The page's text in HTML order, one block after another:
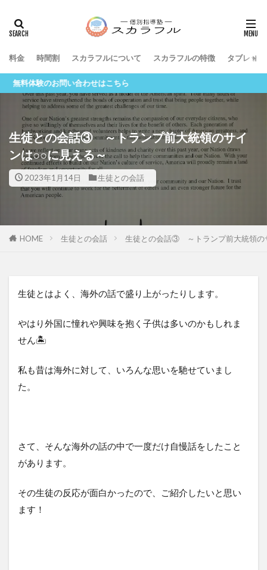
料金 時間割 スカラフルについて スカラフルの特徴 タブレッ
お問い合わせはこちら
生徒との会話③ ～トランプ前大統領のサイ
ンは○○に見える～
2023年1月14日 生徒との会話
HOME 生徒との会話 生徒との会話③ ～トランプ前大統領の
生徒とはよく、海外の話で盛り上がったりします。
やはり外国に憧れや興味を抱く子供は多いのかもしれま
せん🏝️
私も昔は海外に対して、いろんな思いを馳せていまし
た。
さて、そんな海外の話の中で一度だけ自慢話をしたこと
があります。
その生徒の反応が面白かったので、ご紹介したいと思い
ます！